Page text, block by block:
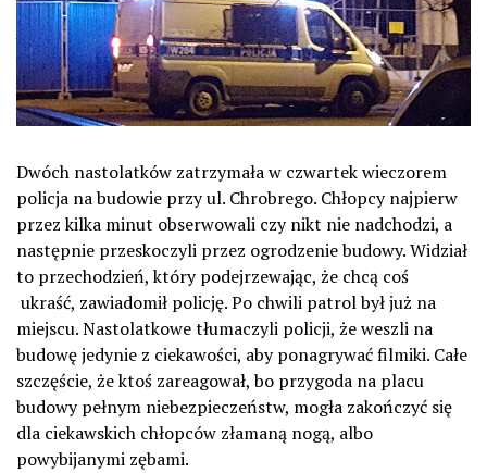
Dwóch nastolatków zatrzymała w czwartek wieczorem
policja na budowie przy ul. Chrobrego. Chłopcy najpierw
przez kilka minut obserwowali czy nikt nie nadchodzi, a
następnie przeskoczyli przez ogrodzenie budowy. Widział
to przechodzień, który podejrzewając, że chcą coś
ukraść, zawiadomił policję. Po chwili patrol był już na
miejscu. Nastolatkowe tłumaczyli policji, że weszli na
budowę jedynie z ciekawości, aby ponagrywać filmiki. Całe
szczęście, że ktoś zareagował, bo przygoda na placu
budowy pełnym niebezpieczeństw, mogła zakończyć się
dla ciekawskich chłopców złamaną nogą, albo
powybijanymi zębami.